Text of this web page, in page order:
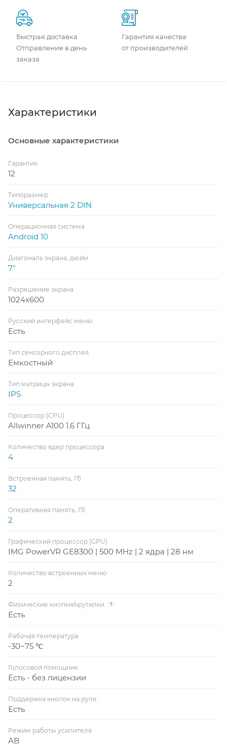
Быстрая доставка
Отправление в день
заказа
Гарантия качества
от производителей
Характеристики
Основные характеристики
Гарантия
12
Типоразмер
Универсальная 2 DIN
Операционная система
Android 10
Диагональ экрана, дюйм
7"
Разрешение экрана
1024x600
Русский интерфейс меню
Есть
Тип сенсорного дисплея
Емкостный
Тип матрицы экрана
IPS
Процессор (CPU)
Allwinner A100 1.6 ГГц
Количество ядер процессора
4
Встроенная память, Гб
32
Оперативная память, Гб
2
Графический процессор (GPU)
IMG PowerVR GE8300 | 500 MHz | 2 ядра | 28 нм
Количество встроенных меню
2
Физические кнопки/крутилки ?
Есть
Рабочая температура
-30~75 ℃
Голосовой помощник
Есть - без лицензии
Поддержка кнопок на руле
Есть
Режим работы усилителя
AB